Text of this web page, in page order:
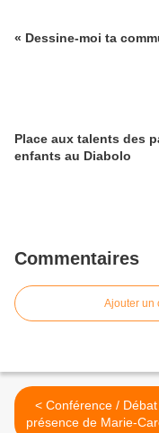
« Dessine-moi ta
Place aux talents des
enfants au Diabolo
Commentaires
Ajouter un
< Conférence / Débat en
présence de Marie-